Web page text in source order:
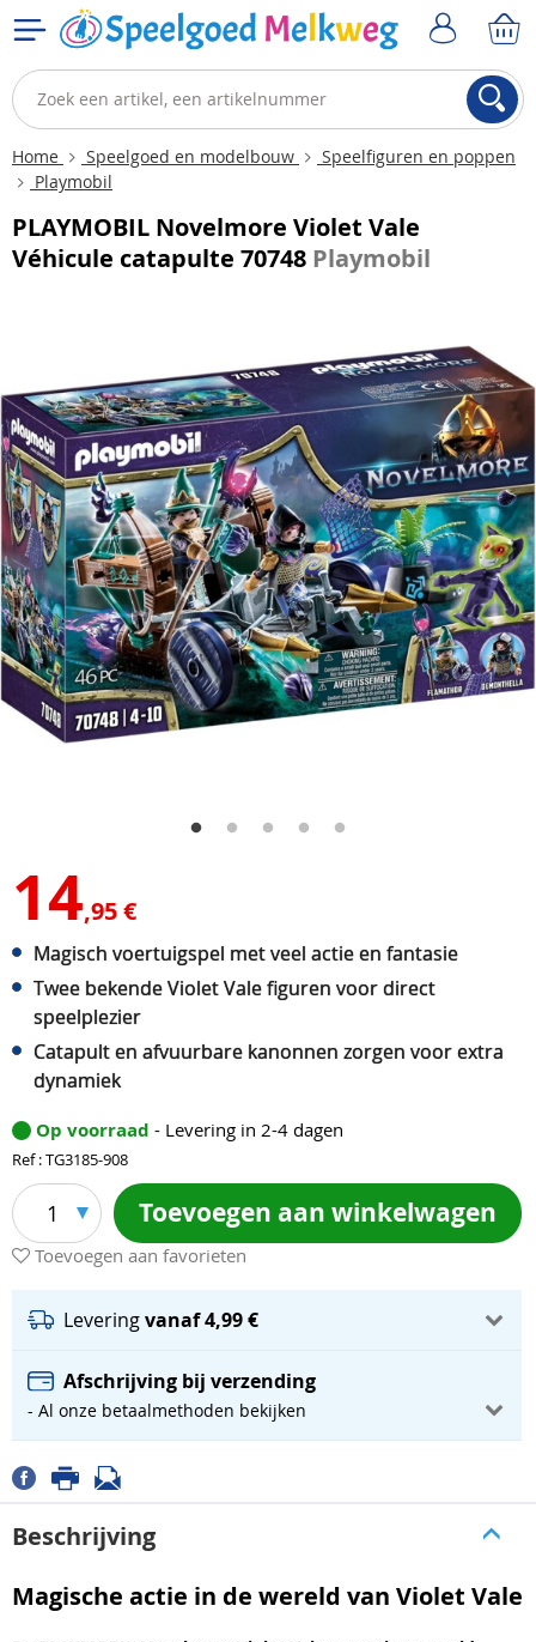
Home Speelgoed en modelbouw
Speelfiguren en poppen
Playmobil
PLAYMOBIL Novelmore Violet Vale
Véhicule catapulte 70748 Playmobil
14,95 €
Magisch voertuigspel met veel actie en fantasie
Twee bekende Violet Vale figuren voor direct
speelplezier
Catapult en afvuurbare kanonnen zorgen voor extra
dynamiek
Op voorraad - Levering in 2-4 dagen
Ref : TG3185-908
1 Toevoegen aan winkelwagen
Toevoegen aan favorieten
Leveringvanaf 4,99 €
Afschrijving bij verzending
- Al onze betaalmethoden bekijken
Beschrijving
Magische actie in de wereld van Violet Vale